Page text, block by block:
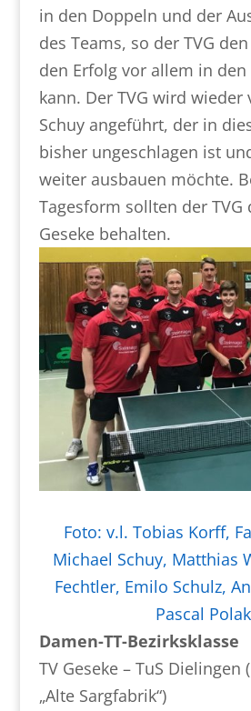
in den Doppeln und der
des Teams, so der TVG
den Erfolg vor allem in
kann. Der TVG wird wieder
Schuy angeführt, der in
bisher ungeschlagen ist
weiter ausbauen möchte.
Tagesform sollten der TVG
Geseke behalten.
Foto: v.l. Tobias Korff,
Michael Schuy, Matthias
Fechtler, Emilo Schulz,
Pascal Polak
Damen-TT-Bezirksklasse
TV Geseke – TuS Dielingen
„Alte Sargfabrik“)